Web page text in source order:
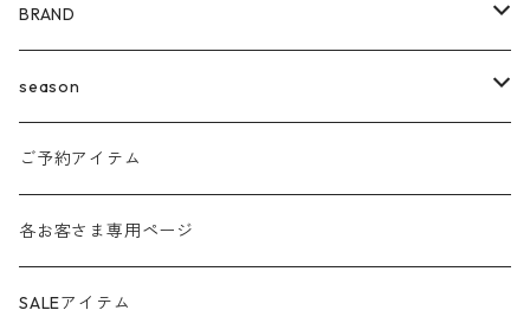
BRAND
agnost
amo
anana
ante aciem
season
24ss
24aw
25ss
ご予約アイテム
各お客さま専用ページ
SALEアイテム